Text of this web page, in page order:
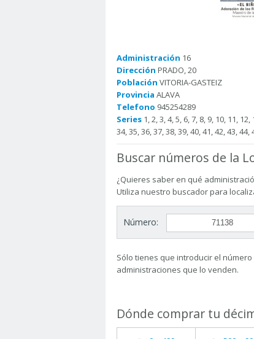
Administración 16
Dirección PRADO, 20
Población VITORIA-GASTEIZ
Provincia ALAVA
Telefono 945254289
Series 1, 2, 3, 4, 5, 6, 7, 8, 9, 10, 11,
34, 35, 36, 37, 38, 39, 40, 41, 42, 43,
Buscar números de la
¿Quieres saber en qué
Utiliza nuestro buscador para
Número:
Sólo tienes que introducir el
administraciones que lo venden.
Dónde comprar tu